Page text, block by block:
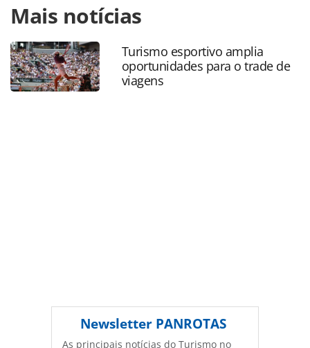
https://www.panrotas.com.br/mercado/operadoras/
lanca-voucher-viagem-dentro-do-programa-orinter-
club_210363.html ou as ferramentas oferecidas na página.
Todo o conteúdo produzido pela PANROTAS Editora é
protegido pela legislação brasileira sobre direito autoral.
Não reproduza o conteúdo sem autorização da PANROTAS
Mais notícias
Turismo esportivo amplia
oportunidades para o trade de
viagens
Newsletter PANROTAS
As principais notícias do Turismo no